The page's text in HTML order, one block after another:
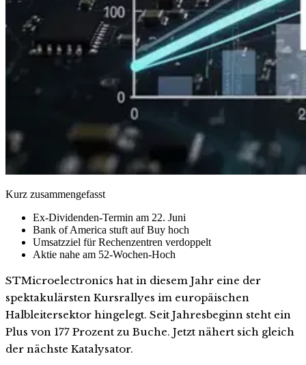
Kurz zusammengefasst
Ex-Dividenden-Termin am 22. Juni
Bank of America stuft auf Buy hoch
Umsatzziel für Rechenzentren verdoppelt
Aktie nahe am 52-Wochen-Hoch
STMicroelectronics hat in diesem Jahr eine der
spektakulärsten Kursrallyes im europäischen
Halbleitersektor hingelegt. Seit Jahresbeginn steht ein
Plus von 177 Prozent zu Buche. Jetzt nähert sich gleich
der nächste Katalysator.